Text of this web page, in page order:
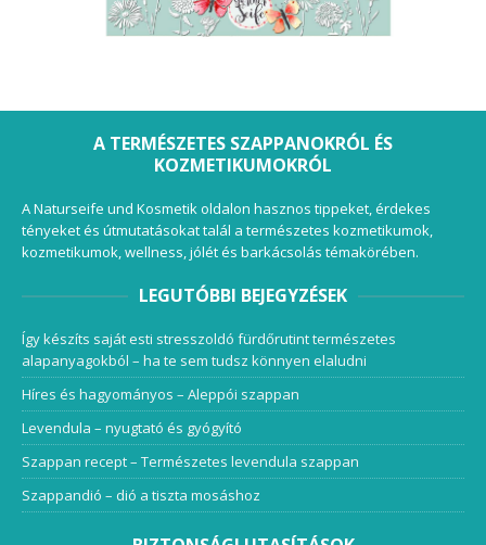
A TERMÉSZETES SZAPPANOKRÓL ÉS
KOZMETIKUMOKRÓL
A Naturseife und Kosmetik oldalon hasznos tippeket, érdekes
tényeket és útmutatásokat talál a természetes kozmetikumok,
kozmetikumok, wellness, jólét és barkácsolás témakörében.
LEGUTÓBBI BEJEGYZÉSEK
Így készíts saját esti stresszoldó fürdőrutint természetes
alapanyagokból – ha te sem tudsz könnyen elaludni
Híres és hagyományos – Aleppói szappan
Levendula – nyugtató és gyógyító
Szappan recept – Természetes levendula szappan
Szappandió – dió a tiszta mosáshoz